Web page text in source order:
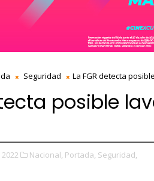
Seguridad La FGR detecta
posible
Nacional, Portada, Seguridad,